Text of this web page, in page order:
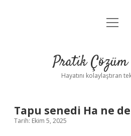
Anasayfa
Yasal
menüyü
Pratik Çözüm
Hayatını kolaylaştıran
Tapu senedi Ha ne
Tarih: Ekim 5, 2025